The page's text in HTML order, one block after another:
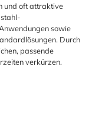
und oft attraktive
sowie
Durch
passende
verkürzen.